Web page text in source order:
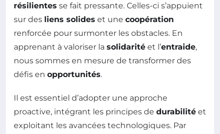
résilientes se fait pressante. Celles-ci s’appuient
sur des liens solides et une coopération
renforcée pour surmonter les obstacles. En
apprenant à valoriser la solidarité et l’entraide,
nous sommes en mesure de transformer des
défis en opportunités.
Il est essentiel d’adopter une approche
proactive, intégrant les principes de durabilité et
exploitant les avancées technologiques. Par